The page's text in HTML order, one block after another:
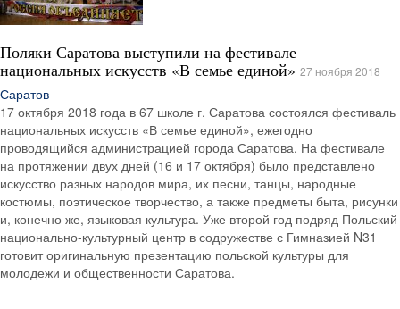
Поляки Саратова выступили на фестивале
национальных искусств «В семье единой» 27 ноября 2018
Саратов
17 октября 2018 года в 67 школе г. Саратова состоялся фестиваль
национальных искусств «В семье единой», ежегодно
проводящийся администрацией города Саратова. На фестивале
на протяжении двух дней (16 и 17 октября) было представлено
искусство разных народов мира, их песни, танцы, народные
костюмы, поэтическое творчество, а также предметы быта, рисунки
и, конечно же, языковая культура. Уже второй год подряд Польский
национально-культурный центр в содружестве с Гимназией N31
готовит оригинальную презентацию польской культуры для
молодежи и общественности Саратова.